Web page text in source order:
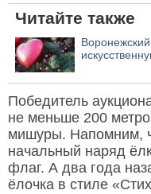
Читайте также
Победитель
не меньше 200
мишуры. Напомним,
начальный наряд
флаг. А два года
ёлочка в стиле